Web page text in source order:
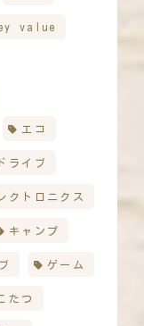
value
エコ
ライブ
クトロニクス
キャンプ
ゲーム
たつ